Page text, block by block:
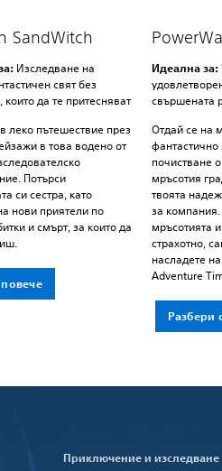
SandWitch
Изследване на
свят без
които да те притесняват
леко пътешествие през
в това водено от
Потърси
си сестра, като
нови приятели по
и смърт, за които да
Идеална за:
свършената
Отдай се на
почистване
мръсотия
твоята
за
мръсотията
страхотно,
насладете
Adventure
Разбери
Приключение и изследване